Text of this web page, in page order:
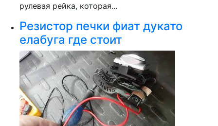
рулевая рейка, которая...
Резистор печки фиат дукато
елабуга где стоит